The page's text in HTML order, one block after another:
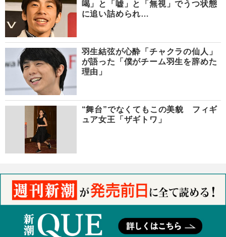
喝」と「嘘」と「無視」でうつ状態
に追い詰められ…
羽生結弦が心酔「チャクラの仙人」
が語った「僕がチーム羽生を辞めた
理由」
“舞台”でなくてもこの美貌 フィギ
ュア女王「ザギトワ」